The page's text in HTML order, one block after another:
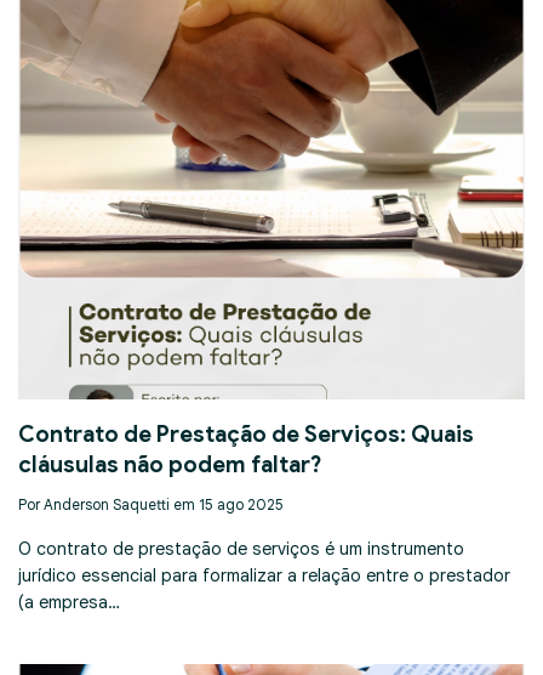
Contrato de Prestação de Serviços: Quais
cláusulas não podem faltar?
Por Anderson Saquetti em 15 ago 2025
O contrato de prestação de serviços é um instrumento
jurídico essencial para formalizar a relação entre o prestador
(a empresa…